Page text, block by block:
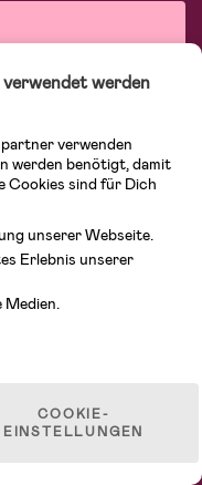
Vorteile!
Rabattcodes,
erhalten und stimme
ähnliche Techniken zur
an unseren
und Inhaltsmarketing
Verwendung und den
Du Dich vom
werden
verwenden
werden benötigt, damit
Cookies sind für Dich
unserer Webseite.
Erlebnis unserer
Medien.
COOKIE-
EINSTELLUNGEN